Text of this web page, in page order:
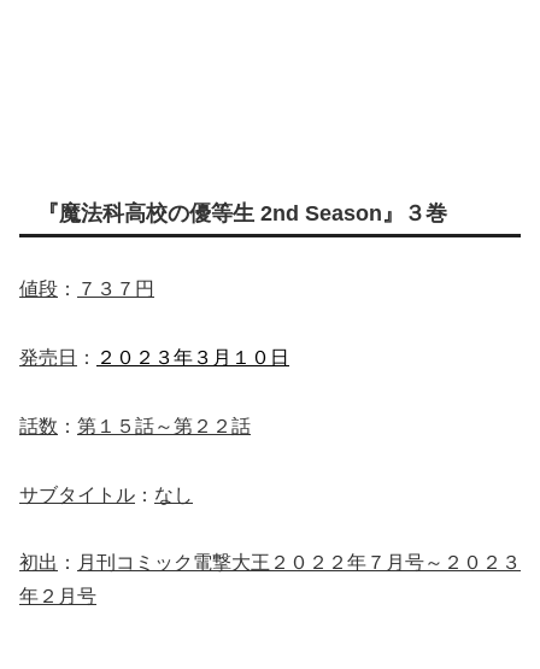
『魔法科高校の優等生 2nd Season』３巻
値段 ： ７３７円
発売日 ： ２０２３年３月１０日
話数 ： 第１５話～第２２話
サブタイトル ： なし
初出 ： 月刊コミック電撃大王２０２２年７月号～２０２３
年２月号